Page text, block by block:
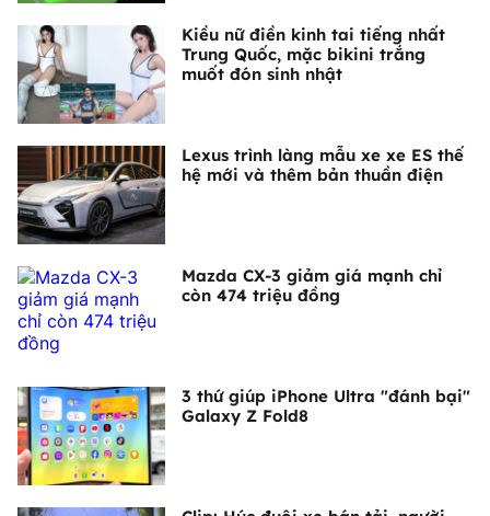
Kiều nữ điền kinh tai tiếng nhất
Trung Quốc, mặc bikini trắng
muốt đón sinh nhật
Lexus trình làng mẫu xe xe ES thế
hệ mới và thêm bản thuần điện
Mazda CX-3 giảm giá mạnh chỉ
còn 474 triệu đồng
3 thứ giúp iPhone Ultra "đánh bại"
Galaxy Z Fold8